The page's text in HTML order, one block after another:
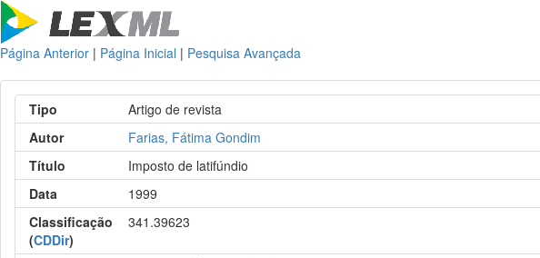
Página Anterior | Página Inicial | Pesquisa Avançada
Tipo
Artigo de revista
Autor
Farias, Fátima Gondim
Título
Imposto de latifúndio
Data
1999
Classificação
(CDDir)
341.39623